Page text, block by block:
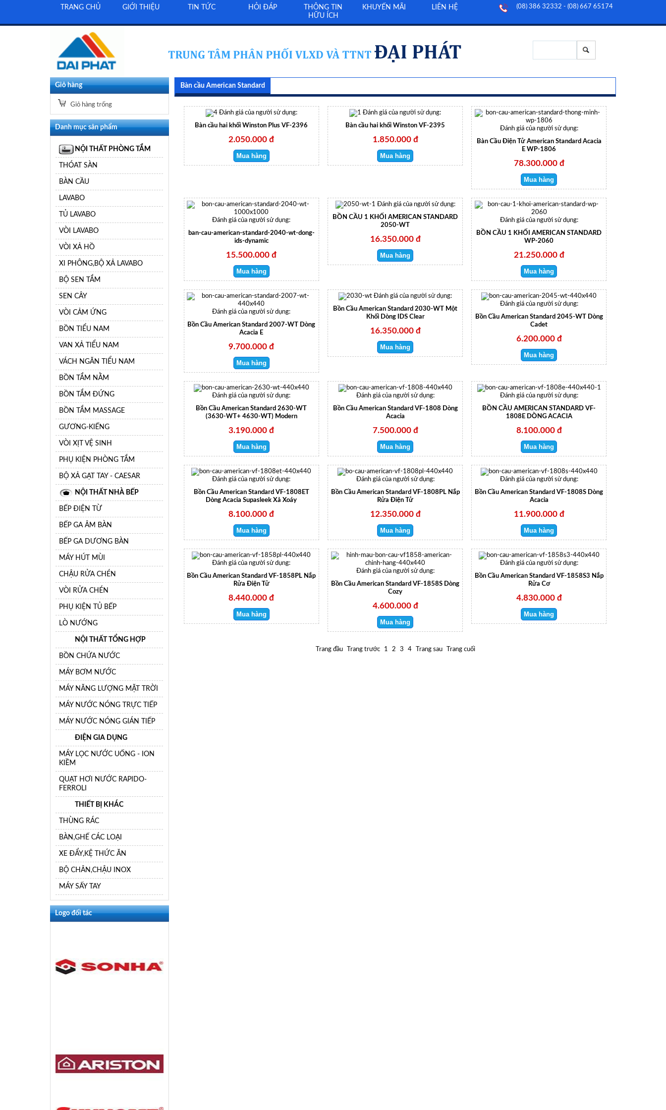
TRANG CHỦ GIỚI THIỆU TIN TỨC HỎI ĐÁP
THÔNG TIN
HỮU ÍCH
KHUYẾN MÃI LIÊN HỆ (08) 386 32332 - (08) 667 65174
Giỏ hàng
Giỏ hàng trống
Danh mục sản phẩm
NỘI THẤT PHÒNG TẮM
THÓAT SÀN
BÀN CẦU
LAVABO
TỦ LAVABO
VÒI LAVABO
VÒI XẢ HỒ
XI PHÔNG,BỘ XẢ LAVABO
BỘ SEN TẮM
SEN CÂY
VÒI CẢM ỨNG
BỒN TIỂU NAM
VAN XẢ TIỂU NAM
VÁCH NGĂN TIỂU NAM
BỒN TẮM NẰM
BỒN TẮM ĐỨNG
BỒN TẮM MASSAGE
GƯƠNG-KIẾNG
VÒI XỊT VỆ SINH
PHỤ KIỆN PHÒNG TẮM
BỘ XẢ GẠT TAY - CAESAR
NỘI THẤT NHÀ BẾP
BẾP ĐIỆN TỪ
BẾP GA ÂM BÀN
BẾP GA DƯƠNG BÀN
MÁY HÚT MÙI
CHẬU RỬA CHÉN
VÒI RỬA CHÉN
PHỤ KIỆN TỦ BẾP
LÒ NƯỚNG
NỘI THẤT TỔNG HỢP
BỒN CHỨA NƯỚC
MÁY BƠM NƯỚC
MÁY NĂNG LƯỢNG MẶT TRỜI
MÁY NƯỚC NÓNG TRỰC TIẾP
MÁY NƯỚC NÓNG GIÁN TIẾP
ĐIỆN GIA DỤNG
MÁY LỌC NƯỚC UỐNG - ION
KIỀM
QUẠT HƠI NƯỚC RAPIDO-
FERROLI
THIẾT BỊ KHÁC
THÙNG RÁC
BÀN,GHẾ CÁC LOẠI
XE ĐẨY,KỆ THỨC ĂN
BỘ CHÂN,CHẬU INOX
MÁY SẤY TAY
Logo đối tác
Bàn cầu American Standard
Đánh giá của người sử dụng:
Bàn cầu hai khối Winston Plus VF-2396
2.050.000 đ
Đánh giá của người sử dụng:
Bàn cầu hai khối Winston VF-2395
1.850.000 đ
Đánh giá của người sử dụng:
Bàn Cầu Điện Tử American Standard Acacia
E WP-1806
78.300.000 đ
Đánh giá của người sử dụng:
ban-cau-american-standard-2040-wt-dong-
ids-dynamic
15.500.000 đ
Đánh giá của người sử dụng:
BỒN CẦU 1 KHỐI AMERICAN STANDARD
2050-WT
16.350.000 đ
Đánh giá của người sử dụng:
BỒN CẦU 1 KHỐI AMERICAN STANDARD
WP-2060
21.250.000 đ
Đánh giá của người sử dụng:
Bồn Cầu American Standard 2007-WT Dòng
Acacia E
9.700.000 đ
Đánh giá của người sử dụng:
Bồn Cầu American Standard 2030-WT Một
Khối Dòng IDS Clear
16.350.000 đ
Đánh giá của người sử dụng:
Bồn Cầu American Standard 2045-WT Dòng
Cadet
6.200.000 đ
Đánh giá của người sử dụng:
Bồn Cầu American Standard 2630-WT
(3630-WT+ 4630-WT) Modern
3.190.000 đ
Đánh giá của người sử dụng:
Bồn Cầu American Standard VF-1808 Dòng
Acacia
7.500.000 đ
Đánh giá của người sử dụng:
BỒN CẦU AMERICAN STANDARD VF-
1808E DÒNG ACACIA
8.100.000 đ
Đánh giá của người sử dụng:
Bồn Cầu American Standard VF-1808ET
Dòng Acacia Supasleek Xả Xoáy
8.100.000 đ
Đánh giá của người sử dụng:
Bồn Cầu American Standard VF-1808PL Nắp
Rửa Điện Tử
12.350.000 đ
Đánh giá của người sử dụng:
Bồn Cầu American Standard VF-1808S Dòng
Acacia
11.900.000 đ
Đánh giá của người sử dụng:
Bồn Cầu American Standard VF-1858PL Nắp
Rửa Điện Tử
8.440.000 đ
Đánh giá của người sử dụng:
Bồn Cầu American Standard VF-1858S Dòng
Cozy
4.600.000 đ
Đánh giá của người sử dụng:
Bồn Cầu American Standard VF-1858S3 Nắp
Rửa Cơ
4.830.000 đ
Trang đầu Trang trước 1 2 3 4 Trang sau Trang cuối